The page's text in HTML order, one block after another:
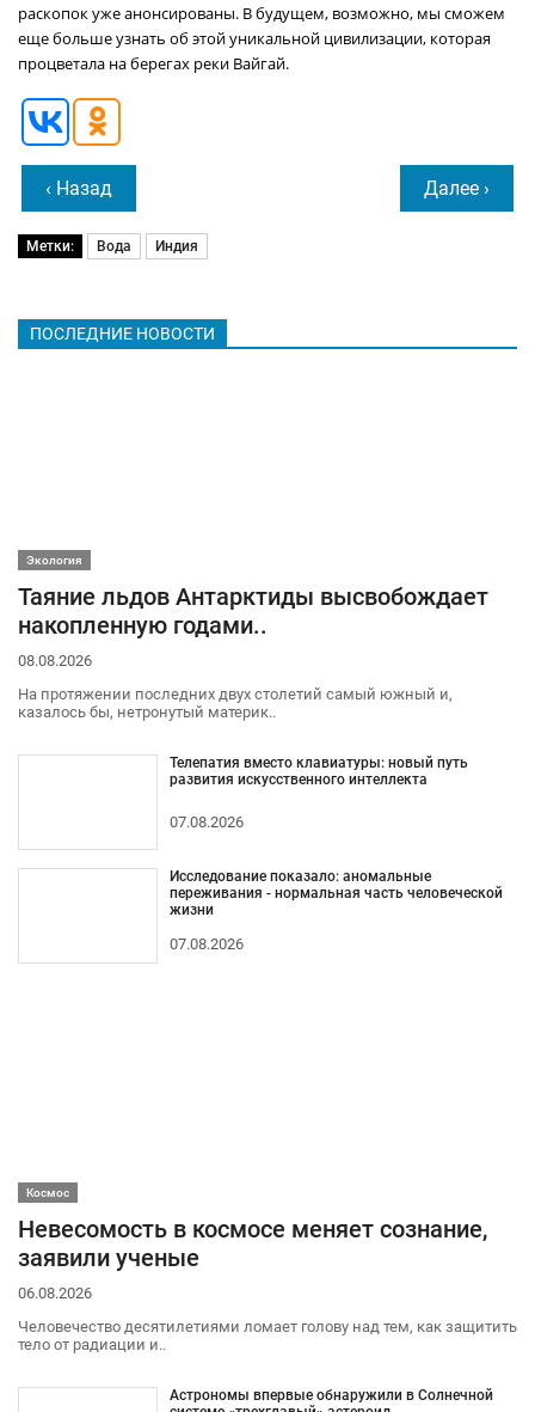
раскопок уже анонсированы. В будущем, возможно, мы сможем
еще больше узнать об этой уникальной цивилизации, которая
процветала на берегах реки Вайгай.
‹ Назад Далее ›
Метки: Вода Индия
ПОСЛЕДНИЕ НОВОСТИ
Экология
Таяние льдов Антарктиды высвобождает
накопленную годами..
08.08.2026
На протяжении последних двух столетий самый южный и,
казалось бы, нетронутый материк..
Телепатия вместо клавиатуры: новый путь
развития искусственного интеллекта
07.08.2026
Исследование показало: аномальные
переживания - нормальная часть человеческой
жизни
07.08.2026
Космос
Невесомость в космосе меняет сознание,
заявили ученые
06.08.2026
Человечество десятилетиями ломает голову над тем, как защитить
тело от радиации и..
Астрономы впервые обнаружили в Солнечной